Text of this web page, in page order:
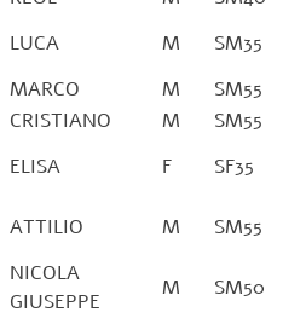
LUCA M
SM35
MARCO M
SM55
CRISTIANO M
SM55
ELISA F SF35
ATTILIO M SM55
NICOLA
GIUSEPPE
M SM50